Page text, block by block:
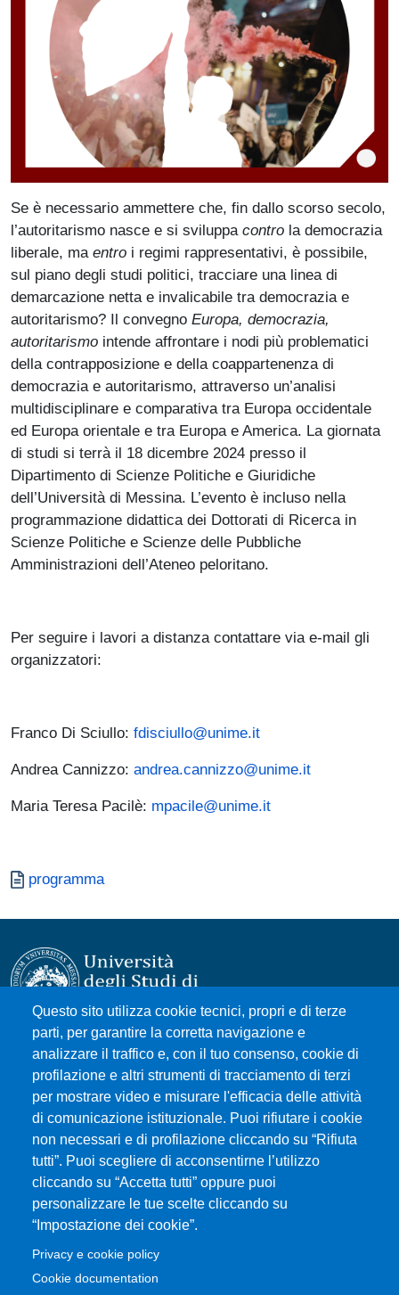
Se è necessario ammettere che, fin dallo scorso secolo,
l’autoritarismo nasce e si sviluppa contro la democrazia
liberale, ma entro i regimi rappresentativi, è possibile,
sul piano degli studi politici, tracciare una linea di
demarcazione netta e invalicabile tra democrazia e
autoritarismo? Il convegno Europa, democrazia,
autoritarismo intende affrontare i nodi più problematici
della contrapposizione e della coappartenenza di
democrazia e autoritarismo, attraverso un’analisi
multidisciplinare e comparativa tra Europa occidentale
ed Europa orientale e tra Europa e America. La giornata
di studi si terrà il 18 dicembre 2024 presso il
Dipartimento di Scienze Politiche e Giuridiche
dell’Università di Messina. L’evento è incluso nella
programmazione didattica dei Dottorati di Ricerca in
Scienze Politiche e Scienze delle Pubbliche
Amministrazioni dell’Ateneo peloritano.
Per seguire i lavori a distanza contattare via e-mail gli
organizzatori:
Franco Di Sciullo: fdisciullo@unime.it
Andrea Cannizzo: andrea.cannizzo@unime.it
Maria Teresa Pacilè: mpacile@unime.it
Documento
programma
Questo sito utilizza cookie tecnici, propri e di terze
parti, per garantire la corretta navigazione e
analizzare il traffico e, con il tuo consenso, cookie di
profilazione e altri strumenti di tracciamento di terzi
per mostrare video e misurare l'efficacia delle attività
di comunicazione istituzionale. Puoi rifiutare i cookie
non necessari e di profilazione cliccando su “Rifiuta
tutti”. Puoi scegliere di acconsentirne l’utilizzo
cliccando su “Accetta tutti” oppure puoi
personalizzare le tue scelte cliccando su
“Impostazione dei cookie”.
Privacy e cookie policy
Cookie documentation
Università degli Studi di Messina
Piazza Pugliatti, 1 - 98122 Messina
Cod. Fiscale 80004070837
P.IVA 00724160833
Centralino: 090 676 1
MENÙ SOCIAL
MENÙ FOOTER 1
Accessibilità
Mappa del sito
Privacy e cookie policy